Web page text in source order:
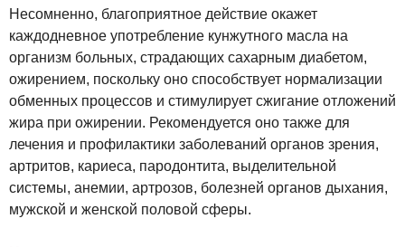
Несомненно, благоприятное действие окажет
каждодневное употребление кунжутного масла на
организм больных, страдающих сахарным диабетом,
ожирением, поскольку оно способствует нормализации
обменных процессов и стимулирует сжигание отложений
жира при ожирении. Рекомендуется оно также для
лечения и профилактики заболеваний органов зрения,
артритов, кариеса, пародонтита, выделительной
системы, анемии, артрозов, болезней органов дыхания,
мужской и женской половой сферы.